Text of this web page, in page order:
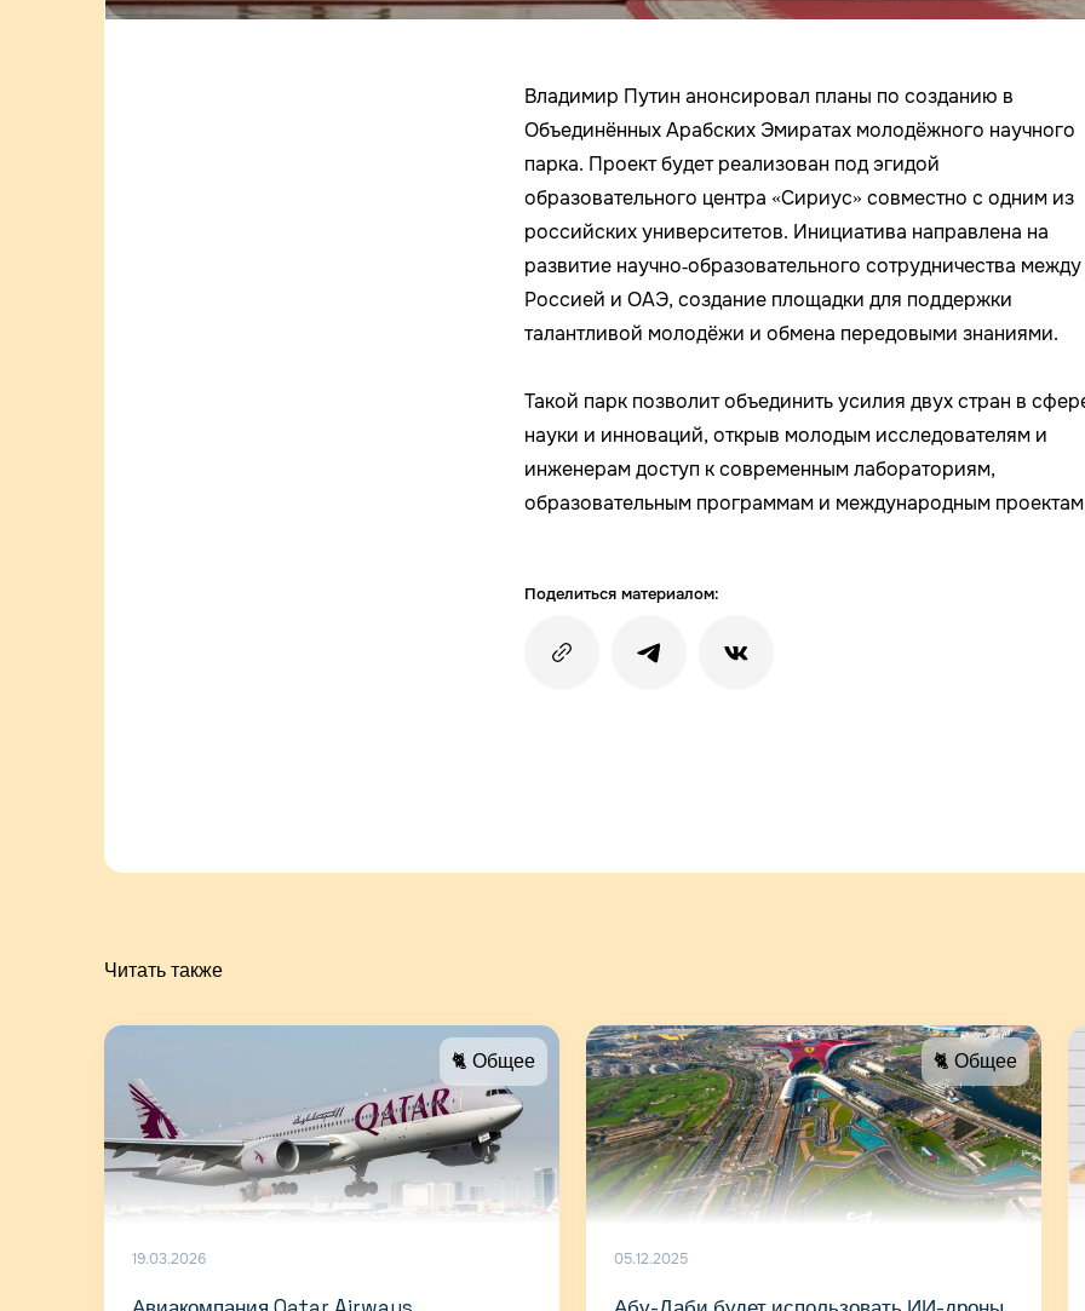
Владимир Путин анонсировал планы по созданию в
Объединённых Арабских Эмиратах молодёжного научного
парка. Проект будет реализован под эгидой
образовательного центра «Сириус» совместно с одним из
российских университетов. Инициатива направлена на
развитие научно‑образовательного сотрудничества между
Россией и ОАЭ, создание площадки для поддержки
талантливой молодёжи и обмена передовыми знаниями.
Такой парк позволит объединить усилия двух стран в
науки и инноваций, открыв молодым исследователям и
инженерам доступ к современным лабораториям,
образовательным программам и международным
Поделиться материалом:
Читать также
🐈 Общее
19.03.2026
🐈 Общее
05.12.2025